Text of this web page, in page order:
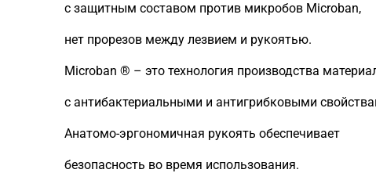
с защитным составом против микробов Microban,
нет прорезов между лезвием и рукоятью.
Microban ® – это технология производства
с антибактериальными и антигрибковыми
Анатомо-эргономичная рукоять обеспечивает
безопасность во время использования.